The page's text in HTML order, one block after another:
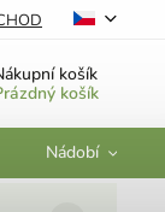
košík
košík
Nádobí